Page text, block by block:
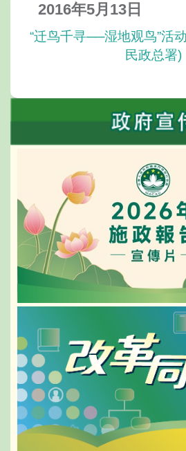
2016年5月13日
“迁鸟千寻──湿地观鸟”活
民政总署)